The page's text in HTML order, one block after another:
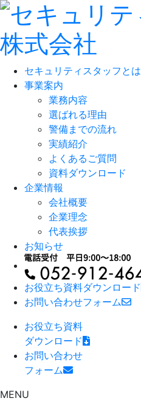
セキュリティスタッフとは
事業案内
業務内容
選ばれる理由
警備までの流れ
実績紹介
よくあるご質問
資料ダウンロード
企業情報
会社概要
企業理念
代表挨拶
お知らせ
お役立ち資料ダウンロード
お問い合わせフォーム
お役立ち資料
ダウンロード
お問い合わせ
フォーム
MENU